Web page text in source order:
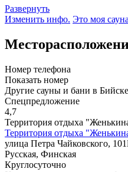
Развернуть
Изменить инфо. Это моя сауна
Номер телефона
Показать номер
Другие сауны и бани в Бийске
Спецпредложение
4,7
Территория отдыха
Территория отдыха
улица Петра Чайковского,
Русская, Финская
Круглосуточно